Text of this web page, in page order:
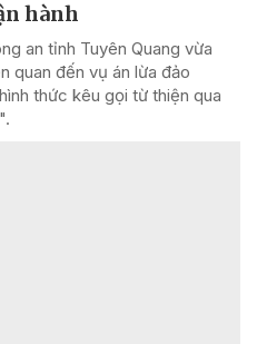
hành
an tỉnh Tuyên Quang vừa
quan đến vụ án lừa đảo
thức kêu gọi từ thiện qua